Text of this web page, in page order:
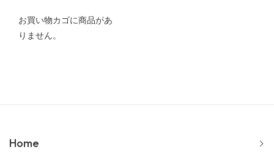
お買い物カゴに商品があ
りません。
Home